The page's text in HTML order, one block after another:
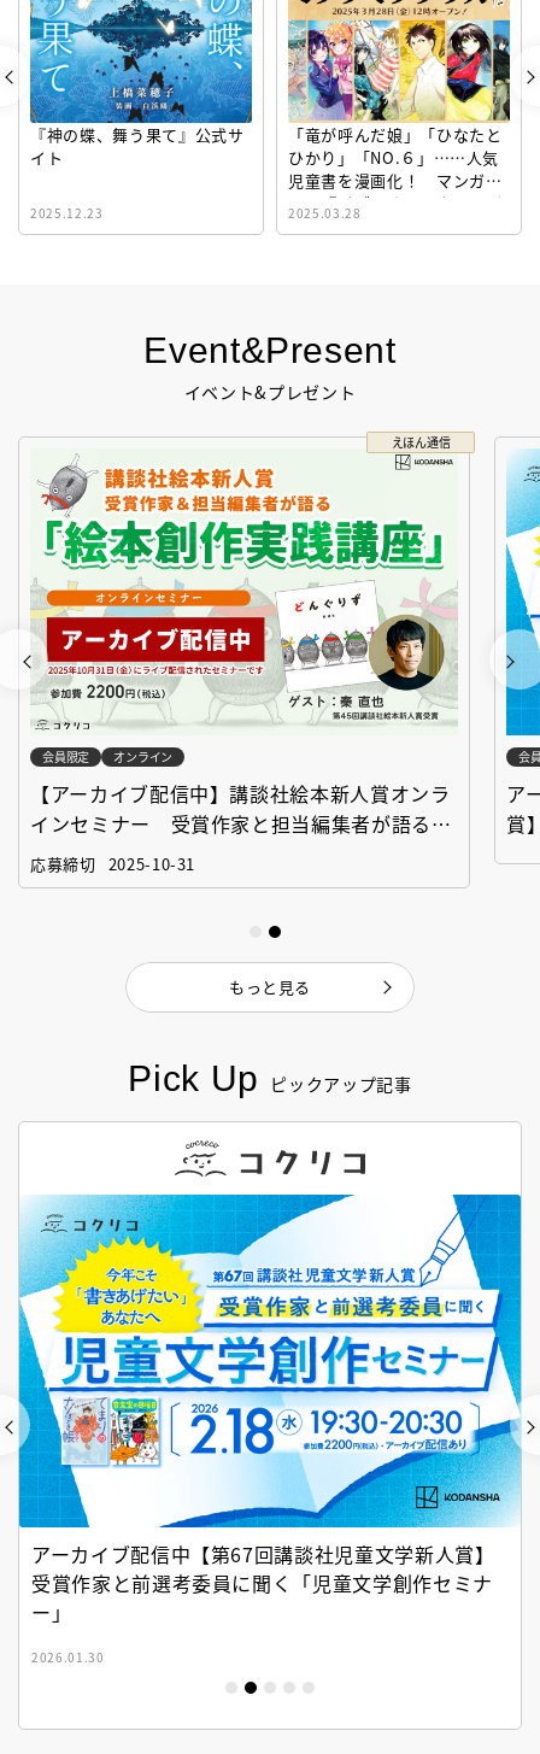
Pick Up ピックアップ記事
アーカイブ配信中【第67回講談社児童文学新人賞】
受賞作家と前選考委員に聞く「児童文学創作セミナ
ー」
2026.01.30
Event&Present
イベント&プレゼント
えほん通信
会員限定 オンライン
【アーカイブ配信中】講談社絵本新人賞オンラ
インセミナー 受賞作家と担当編集者が語る
「絵本創作実践講座」
応募締切 2025-10-31
会
ア
賞
もっと見る
『神の蝶、舞う果て』公式サ
イト
2025.12.23
「竜が呼んだ娘」「ひなたと
ひかり」「NO.６」……人気
児童書を漫画化！ マンガサ
イト『ビブリオシリウス』誕
生！
2025.03.28